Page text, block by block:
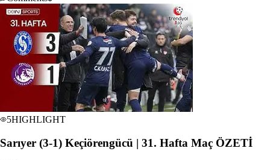
5HIGHLIGHT
Sarıyer (3-1) Keçiörengücü | 31. Hafta Maç ÖZETİ